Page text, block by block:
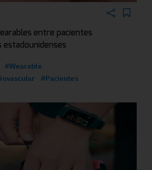
entre pacientes
estadounidenses
#Wearable
#Pacientes